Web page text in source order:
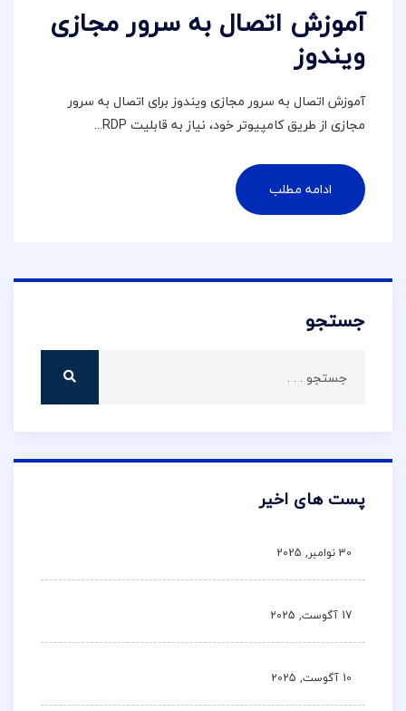
آموزش اتصال به سرور مجازی
ویندوز
آموزش اتصال به سرور مجازی ویندوز برای اتصال به سرور
مجازی از طریق کامپیوتر خود، نیاز به قابلیت RDP...
ادامه مطلب
جستجو
پست های اخیر
30 نوامبر, 2025
17 آگوست, 2025
10 آگوست, 2025